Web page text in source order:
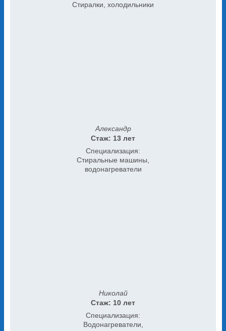
Стиралки, холодильники
Александр
Стаж: 13 лет
Специализация:
Стиральные машины,
водонагреватели
Николай
Стаж: 10 лет
Специализация:
Водонагреватели,